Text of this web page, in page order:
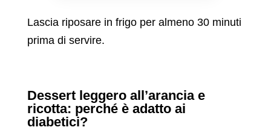
Lascia riposare in frigo per almeno 30 minuti
prima di servire.
Dessert leggero all’arancia e
ricotta: perché è adatto ai
diabetici?